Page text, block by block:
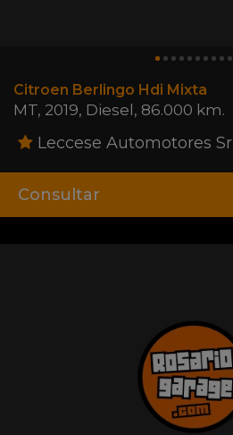
Citroen Berlingo Hdi Mixta
MT, 2019, Diesel , 86.000 km.
Leccese Automotores Srl
Consultar